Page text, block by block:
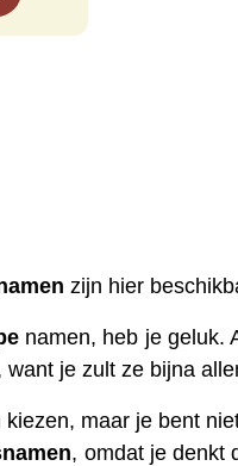
zijn hier
namen, heb je geluk.
je zult ze bijna
kiezen, maar je bent
, omdat je denkt